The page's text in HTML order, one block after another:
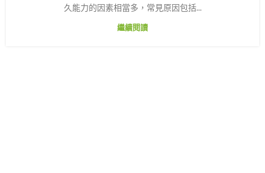
久能力的因素相當多，常見原因包括...
繼續閱讀